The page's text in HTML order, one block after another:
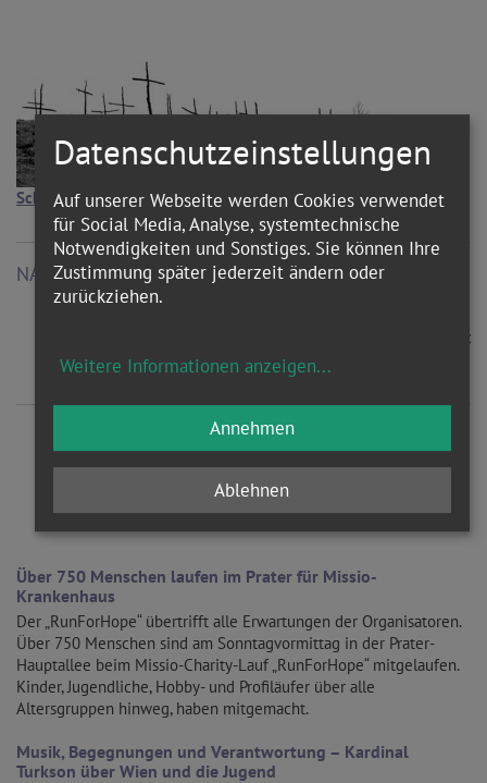
Schwerpunkt Christenverfolgung
NACHRICHTEN
WEITERE ARTIKEL ZUM THEMA
Über 750 Menschen laufen im Prater für Missio-
Krankenhaus
Der „RunForHope“ übertrifft alle Erwartungen der Organisatoren.
Über 750 Menschen sind am Sonntagvormittag in der Prater-
Hauptallee beim Missio-Charity-Lauf „RunForHope“ mitgelaufen.
Kinder, Jugendliche, Hobby- und Profiläufer über alle
Altersgruppen hinweg, haben mitgemacht.
Musik, Begegnungen und Verantwortung – Kardinal
Turkson über Wien und die Jugend
Datenschutzeinstellungen
Auf unserer Webseite werden Cookies verwendet
für Social Media, Analyse, systemtechnische
Notwendigkeiten und Sonstiges. Sie können Ihre
Zustimmung später jederzeit ändern oder
zurückziehen.
Weitere Informationen anzeigen...
Ablehnen
Annehmen